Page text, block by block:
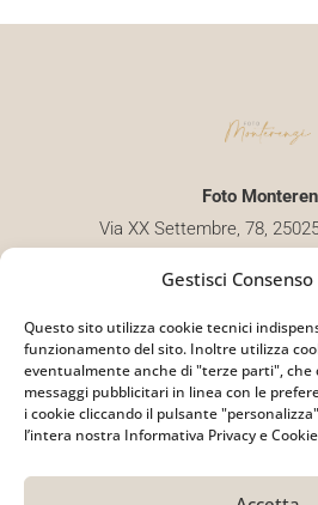
Gestisci
Questo sito utilizza cookie tecnici
funzionamento del sito. Inoltre utilizza
eventualmente anche di "terze parti", che
messaggi pubblicitari in linea con le
i cookie cliccando il pulsante
l’intera nostra Informativa Privacy e
Foto
Via XX Settembre, 78,
+39 338
Partita iva